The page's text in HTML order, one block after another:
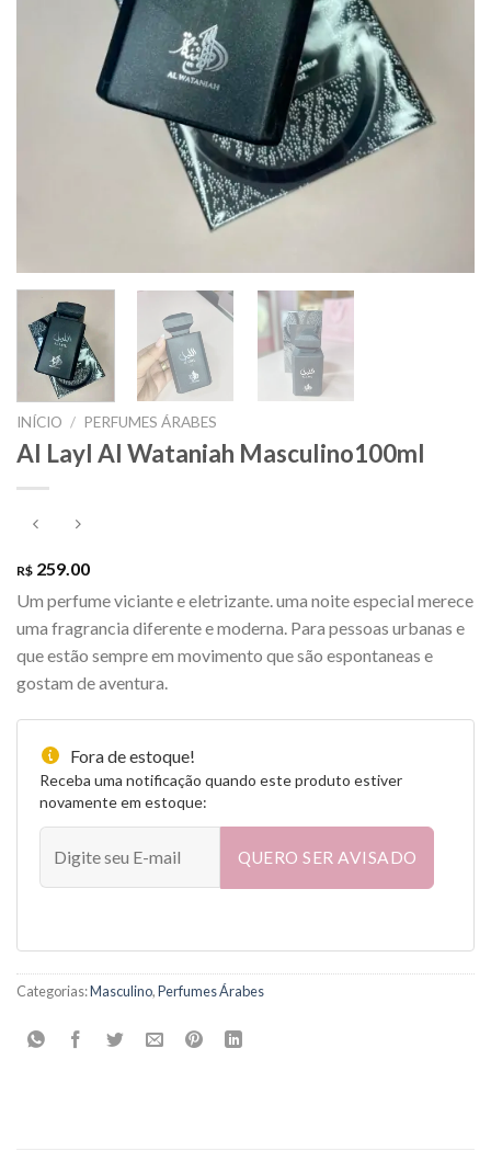
INÍCIO / PERFUMES ÁRABES
Al Layl Al Wataniah Masculino100ml
R$ 259.00
Um perfume viciante e eletrizante. uma noite especial merece
uma fragrancia diferente e moderna. Para pessoas urbanas e
que estão sempre em movimento que são espontaneas e
gostam de aventura.
Fora de estoque!
Receba uma notificação quando este produto estiver
novamente em estoque:
QUERO SER AVISADO
Categorias:Masculino,Perfumes Árabes